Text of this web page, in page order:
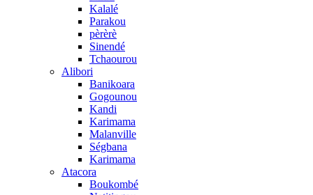
Kalalé
Parakou
pèrèrè
Sinendé
Tchaourou
Alibori
Banikoara
Gogounou
Kandi
Karimama
Malanville
Ségbana
Karimama
Atacora
Boukombé